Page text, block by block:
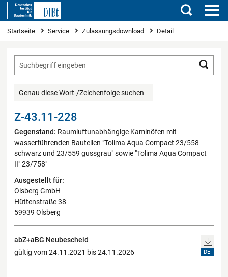
Suchen
Sie sind hier
Startseite Service Zulassungsdownload Detail
Genau diese Wort-/Zeichenfolge suchen
Z-43.11-228
Gegenstand: Raumluftunabhängige Kaminöfen mit
wasserführenden Bauteilen "Tolima Aqua Compact 23/558
schwarz und 23/559 gussgrau" sowie "Tolima Aqua Compact
II" 23/758"
Ausgestellt für:
Olsberg GmbH
Hüttenstraße 38
59939 Olsberg
abZ+aBG Neubescheid
gültig vom 24.11.2021 bis 24.11.2026
DE